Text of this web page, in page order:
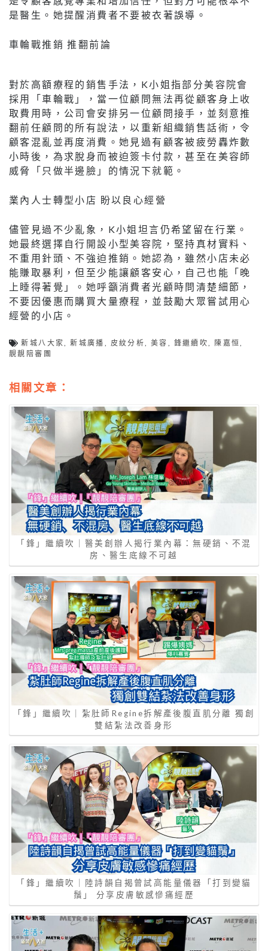
是醫生。她提醒消費者不要被衣著誤導。
車輪戰推銷 推翻前論
對於高額療程的銷售手法，K小姐指部分美容院會
採用「車輪戰」，當一位顧問無法再從顧客身上收
取費用時，公司會安排另一位顧問接手，並刻意推
翻前任顧問的所有說法，以重新組織銷售話術，令
顧客混亂並再度消費。她見過有顧客被疲勞轟炸數
小時後，為求脫身而被迫簽卡付款，甚至在美容師
威脅「只做半邊臉」的情況下就範。
業內人士轉型小店 盼以良心經營
儘管見過不少亂象，K小姐坦言仍希望留在行業。
她最終選擇自行開設小型美容院，堅持真材實料、
不重用針頭、不強迫推銷。她認為，雖然小店未必
能賺取暴利，但至少能讓顧客安心，自己也能「晚
上睡得著覺」。她呼籲消費者光顧時問清楚細節，
不要因優惠而購買大量療程，並鼓勵大眾嘗試用心
經營的小店。
新城八大家,新城廣播 , 皮紋分析,美容 , 鋒繼續吹, 陳嘉恒,
靚靚陪審團
相關文章：
「鋒」繼續吹｜醫美創辦人揭行業內幕：無硬銷、不混
房、醫生底線不可越
「鋒」繼續吹｜紮肚師Regine拆解產後腹直肌分離 獨創
雙結紮法改善身形
「鋒」繼續吹｜陸詩韻自揭曾試高能量儀器「打到變貓
鬚」 分享皮膚敏感慘痛經歷